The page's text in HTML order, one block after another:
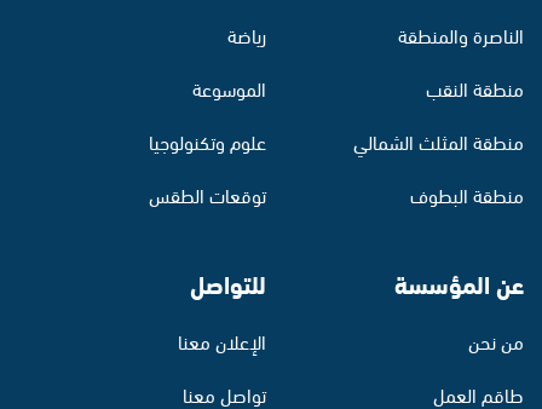
الناصرة والمنطقة
منطقة النقب
منطقة المثلث الشمالي
منطقة البطوف
رياضة
الموسوعة
علوم وتكنولوجيا
توقعات الطقس
عن المؤسسة
من نحن
طاقم العمل
للتواصل
الإعلان معنا
تواصل معنا